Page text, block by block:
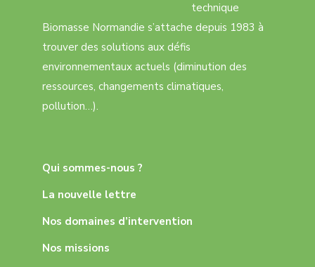
technique
Biomasse Normandie s’attache depuis 1983 à
trouver des solutions aux défis
environnementaux actuels (diminution des
ressources, changements climatiques,
pollution…).
Qui sommes-nous ?
La nouvelle lettre
Nos domaines d’intervention
Nos missions